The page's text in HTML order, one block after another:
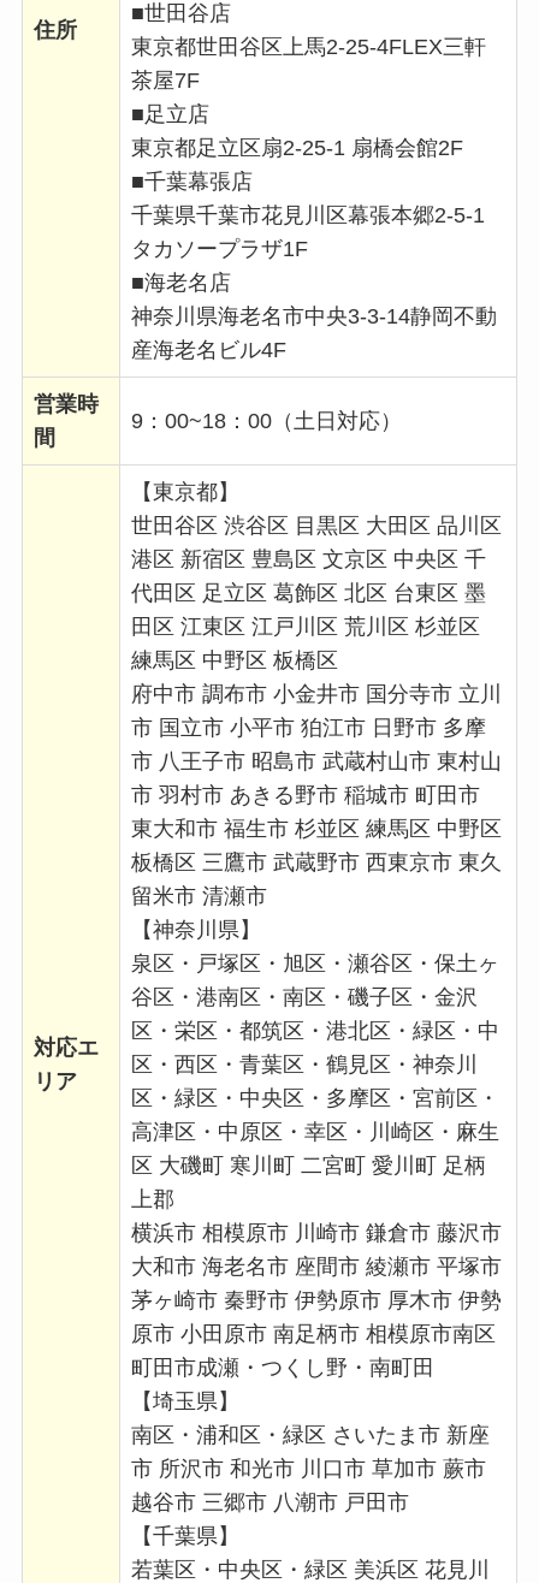
住所
■世田谷店
東京都世田谷区上馬2-25-4FLEX三軒
茶屋7F
■足立店
東京都足立区扇2-25-1 扇橋会館2F
■千葉幕張店
千葉県千葉市花見川区幕張本郷2-5-1
タカソープラザ1F
■海老名店
神奈川県海老名市中央3-3-14静岡不動
産海老名ビル4F
営業時
間
9：00~18：00（土日対応）
対応エ
リア
【東京都】
世田谷区 渋谷区 目黒区 大田区 品川区
港区 新宿区 豊島区 文京区 中央区 千
代田区 足立区 葛飾区 北区 台東区 墨
田区 江東区 江戸川区 荒川区 杉並区
練馬区 中野区 板橋区
府中市 調布市 小金井市 国分寺市 立川
市 国立市 小平市 狛江市 日野市 多摩
市 八王子市 昭島市 武蔵村山市 東村山
市 羽村市 あきる野市 稲城市 町田市
東大和市 福生市 杉並区 練馬区 中野区
板橋区 三鷹市 武蔵野市 西東京市 東久
留米市 清瀬市
【神奈川県】
泉区・戸塚区・旭区・瀬谷区・保土ヶ
谷区・港南区・南区・磯子区・金沢
区・栄区・都筑区・港北区・緑区・中
区・西区・青葉区・鶴見区・神奈川
区・緑区・中央区・多摩区・宮前区・
高津区・中原区・幸区・川崎区・麻生
区 大磯町 寒川町 二宮町 愛川町 足柄
上郡
横浜市 相模原市 川崎市 鎌倉市 藤沢市
大和市 海老名市 座間市 綾瀬市 平塚市
茅ヶ崎市 秦野市 伊勢原市 厚木市 伊勢
原市 小田原市 南足柄市 相模原市南区
町田市成瀬・つくし野・南町田
【埼玉県】
南区・浦和区・緑区 さいたま市 新座
市 所沢市 和光市 川口市 草加市 蕨市
越谷市 三郷市 八潮市 戸田市
【千葉県】
若葉区・中央区・緑区 美浜区 花見川